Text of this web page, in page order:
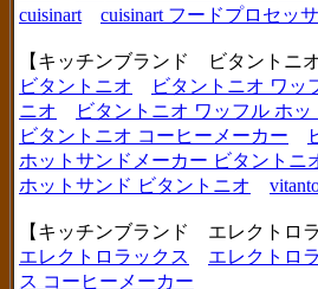
cuisinart
cuisinart フードプロセッ
【キッチンブランド ビタントニオ
ビタントニオ
ビタントニオ ワッ
ニオ
ビタントニオ ワッフル ホ
ビタントニオ コーヒーメーカー
ホットサンドメーカー ビタントニ
ホットサンド ビタントニオ
【キッチンブランド エレクトロラ
エレクトロラックス
エレクトロ
ス コーヒーメーカー